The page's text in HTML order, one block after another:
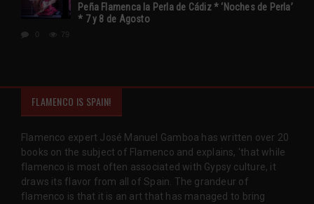
Peña Flamenca la Perla de Cádiz * ‘Noches de Perla’
* 7 y 8 de Agosto
79
FLAMENCO IS SPAIN!
Flamenco expert José Manuel Gamboa has written over 20
books on the subject of Flamenco and explains, 'that while
flamenco is most often associated with Gypsy culture, it
draws its flavor from all of Spain. The grandeur of
flamenco is that it is an art that has managed to bring